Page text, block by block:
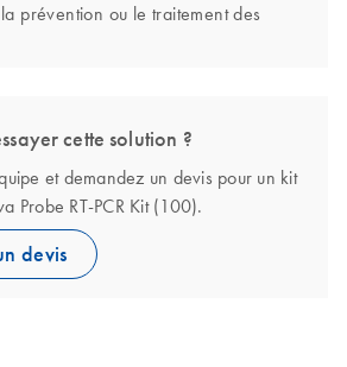
prévention ou le traitement des
cette solution ?
et demandez un devis pour un kit
Probe RT-PCR Kit (100).
devis